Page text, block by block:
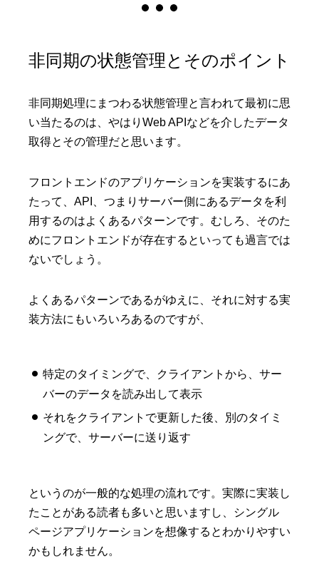
非同期の状態管理とそのポイント
非同期処理にまつわる状態管理と言われて最初に思
い当たるのは、やはりWeb APIなどを介したデータ
取得とその管理だと思います。
フロントエンドのアプリケーションを実装するにあ
たって、API、つまりサーバー側にあるデータを利
用するのはよくあるパターンです。むしろ、そのた
めにフロントエンドが存在するといっても過言では
ないでしょう。
よくあるパターンであるがゆえに、それに対する実
装方法にもいろいろあるのですが、
特定のタイミングで、クライアントから、サー
バーのデータを読み出して表示
それをクライアントで更新した後、別のタイミ
ングで、サーバーに送り返す
というのが一般的な処理の流れです。実際に実装し
たことがある読者も多いと思いますし、シングル
ページアプリケーションを想像するとわかりやすい
かもしれません。